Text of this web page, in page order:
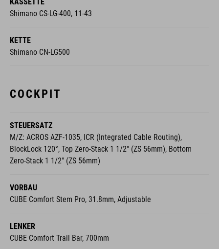
Shimano CS-LG-400, 11-43
KETTE
Shimano CN-LG500
COCKPIT
STEUERSATZ
M/Z: ACROS AZF-1035, ICR (Integrated Cable Routing),
BlockLock 120°, Top Zero-Stack 1 1/2" (ZS 56mm), Bottom
Zero-Stack 1 1/2" (ZS 56mm)
VORBAU
CUBE Comfort Stem Pro, 31.8mm, Adjustable
LENKER
CUBE Comfort Trail Bar, 700mm